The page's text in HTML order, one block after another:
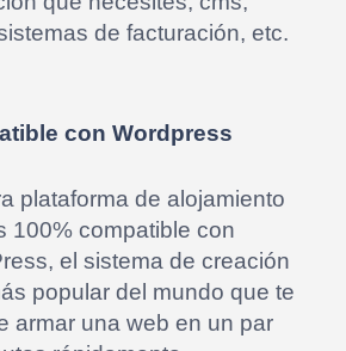
de facturación, etc.
con Wordpress
plataforma de alojamiento
100% compatible con
el sistema de creación
popular del mundo que te
armar una web en un par